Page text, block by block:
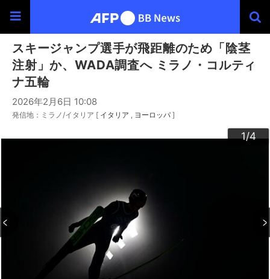
スキージャンプ選手が飛距離のため「陰茎
注射」か、WADA調査へ ミラノ・コルティ
ナ五輪
2026年2月6日 10:08
発信地：ミラノ/イタリア [ イタリア ヨーロッパ ]
1/4
2/4
3/4
4/4